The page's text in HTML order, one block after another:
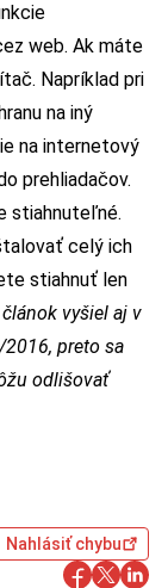
web. Ak máte
Napríklad pri
na iný
na internetový
prehliadačov.
stiahnuteľné.
celý ich
stiahnuť len
vyšiel aj v
preto sa
odlišovať
Nahlásiť chybu